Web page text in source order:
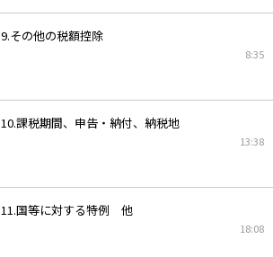
9.その他の税額控除
8:35
10.課税期間、申告・納付、納税地
13:38
11.国等に対する特例 他
18:08